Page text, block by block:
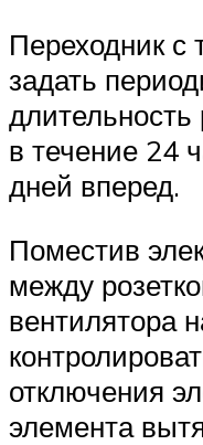
Переходник с
задать
в течение 24
дней вперед.
Поместив
между
вентилятора
отключения
элемента